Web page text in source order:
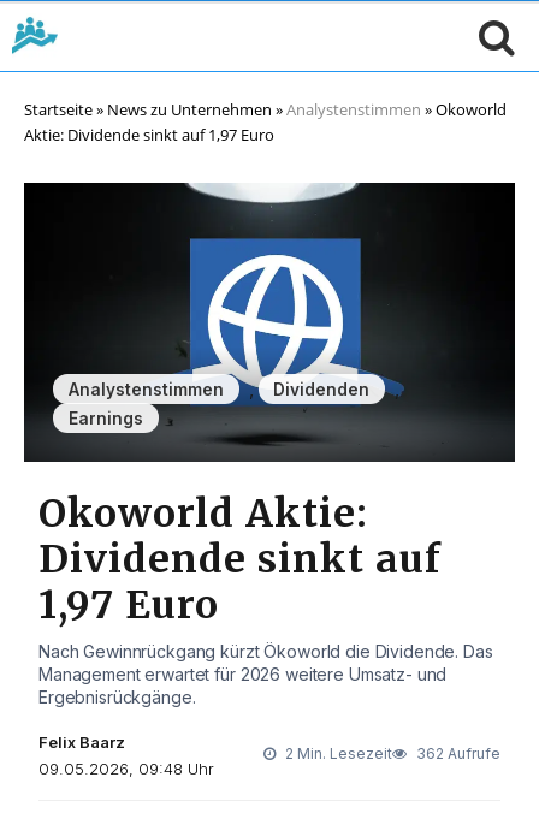
Startseite» News zu Unternehmen »Analystenstimmen »Okoworld
Aktie: Dividende sinkt auf 1,97 Euro
Analystenstimmen , Dividenden ,
Earnings
Okoworld Aktie:
Dividende sinkt auf
1,97 Euro
Nach Gewinnrückgang kürzt Ökoworld die Dividende. Das
Management erwartet für 2026 weitere Umsatz- und
Ergebnisrückgänge.
Felix Baarz
09.05.2026, 09:48 Uhr
2 Min. Lesezeit 362 Aufrufe